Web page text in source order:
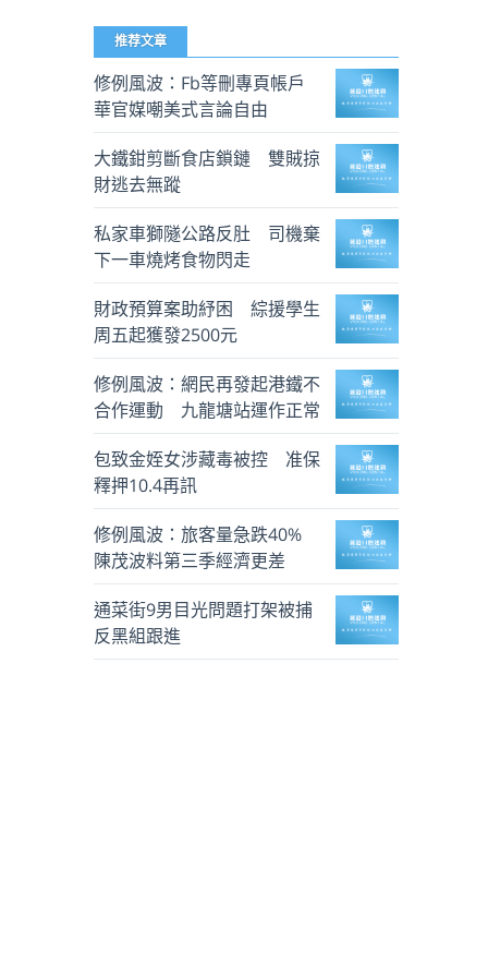
推荐文章
修例風波：Fb等刪專頁帳戶
華官媒嘲美式言論自由
大鐵鉗剪斷食店鎖鏈 雙賊掠
財逃去無蹤
私家車獅隧公路反肚 司機棄
下一車燒烤食物閃走
財政預算案助紓困 綜援學生
周五起獲發2500元
修例風波：網民再發起港鐵不
合作運動 九龍塘站運作正常
包致金姪女涉藏毒被控 准保
釋押10.4再訊
修例風波：旅客量急跌40%
陳茂波料第三季經濟更差
通菜街9男目光問題打架被捕
反黑組跟進